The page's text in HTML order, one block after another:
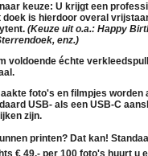
keuze: U krijgt een
is hierdoor overal
. (Keuze uit o.a.: Happy
enz.)
voldoende échte
.
foto's en filmpjes worden
USB- als een USB-C
zijn.
printen? Dat kan!
€ 49,- per 100 foto's huurt u